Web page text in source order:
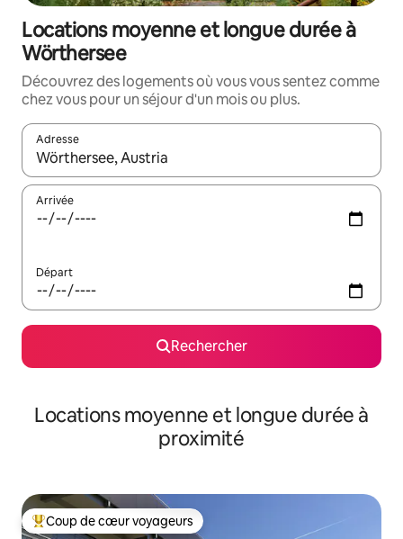
Locations moyenne et longue durée à
Wörthersee
Découvrez des logements où vous vous sentez comme
chez vous pour un séjour d'un mois ou plus.
Adresse
Lorsque les résultats s'affichent, utilisez les flèches vers le
Arrivée
Départ
Rechercher
Locations moyenne et longue durée à
proximité
Coups de cœur voyageurs les plus appréciés
Coup de cœur voyageurs